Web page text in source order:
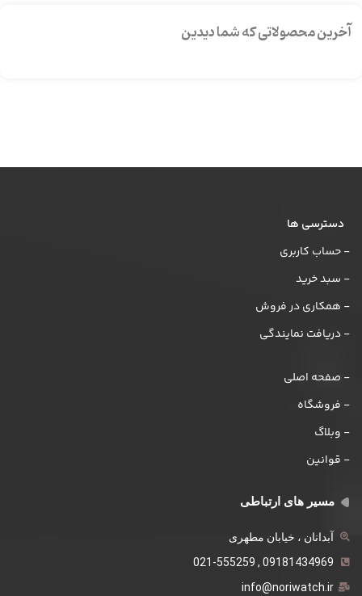
آخرین محصولاتی که شما دیدین
دسترسی ها
- حساب کاربری
- سبد خرید
- همکاری در فروش
- دریافت نمایندگی
- صفحه اصلی
- فروشگاه
- وبلاگ
- قوانین
مسیر های ارتباطی
آبدانان ، خیابان مطهری
09181434969 , 021-555259
info@noriwatch.ir